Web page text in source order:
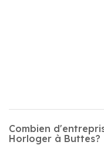
Combien
Horloger à Buttes?